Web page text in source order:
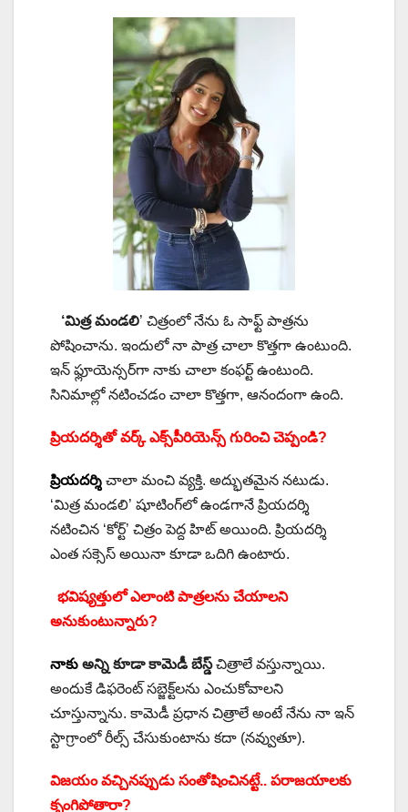
‘మిత్ర మండలి’ చిత్రంలో నేను ఓ సాఫ్ట్ పాత్రను
పోషించాను. ఇందులో నా పాత్ర చాలా కొత్తగా ఉంటుంది.
ఇన్ ఫ్లూయెన్సర్‌గా నాకు చాలా కంఫర్ట్ ఉంటుంది.
సినిమాల్లో నటించడం చాలా కొత్తగా, ఆనందంగా ఉంది.
ప్రియదర్శితో వర్క్ ఎక్స్‌పీరియెన్స్ గురించి చెప్పండి?
ప్రియదర్శి చాలా మంచి వ్యక్తి. అద్భుతమైన నటుడు.
‘మిత్ర మండలి’ షూటింగ్‌లో ఉండగానే ప్రియదర్శి
నటించిన ‘కోర్ట్’ చిత్రం పెద్ద హిట్ అయింది. ప్రియదర్శి
ఎంత సక్సెస్ అయినా కూడా ఒదిగి ఉంటారు.
భవిష్యత్తులో ఎలాంటి పాత్రలను చేయాలని
అనుకుంటున్నారు?
నాకు అన్ని కూడా కామెడీ బేస్డ్చిత్రాలే వస్తున్నాయి.
అందుకే డిఫరెంట్ సబ్జెక్ట్‌లను ఎంచుకోవాలని
చూస్తున్నాను. కామెడీ ప్రధాన చిత్రాలే అంటే నేను నా ఇన్
స్టాగ్రాంలో రీల్స్ చేసుకుంటాను కదా (నవ్వుతూ).
విజయం వచ్చినప్పుడు సంతోషించినట్టే.. పరాజయాలకు
కృంగిపోతారా?